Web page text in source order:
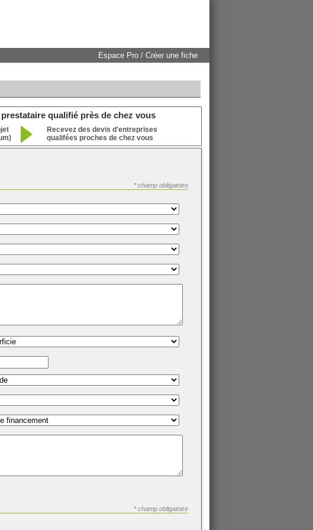
Espace Pro / Créer une fiche
qualifié près de chez vous
Recevez des devis d'entreprises
qualifées proches de chez vous
* champ obligatoire
* champ obligatoire